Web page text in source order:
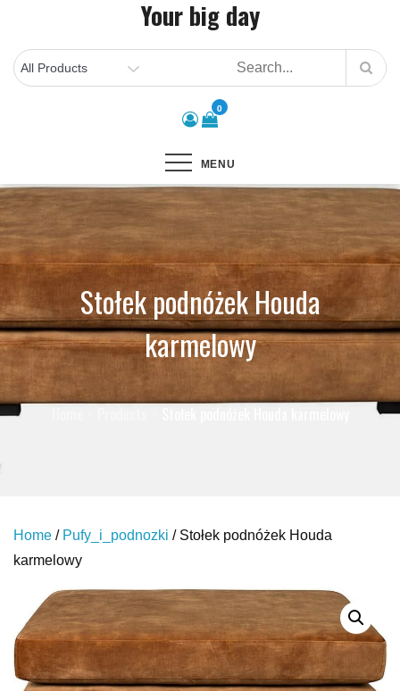
content
Your big day
0
MENU
Stołek podnóżek Houda
karmelowy
Home / Pufy_i_podnozki / Stołek podnóżek Houda
karmelowy